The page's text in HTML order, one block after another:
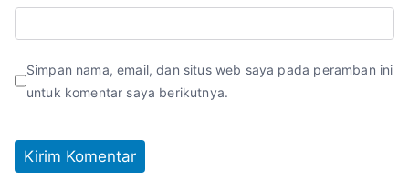
Simpan nama, email, dan situs web saya pada peramban ini
untuk komentar saya berikutnya.